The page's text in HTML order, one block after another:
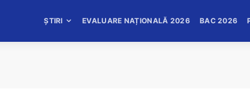
ȘTIRI EVALUARE NAȚIONALĂ 2026 BAC 2026